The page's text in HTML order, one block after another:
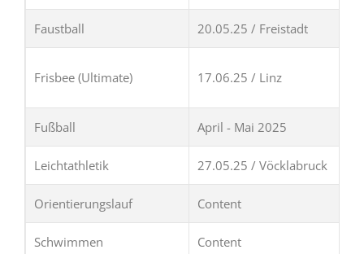
Faustball 20.05.25 / Freistadt
Frisbee (Ultimate) 17.06.25 / Linz
Fußball April - Mai 2025
Leichtathletik 27.05.25 / Vöcklabruck
Orientierungslauf Content
Schwimmen Content